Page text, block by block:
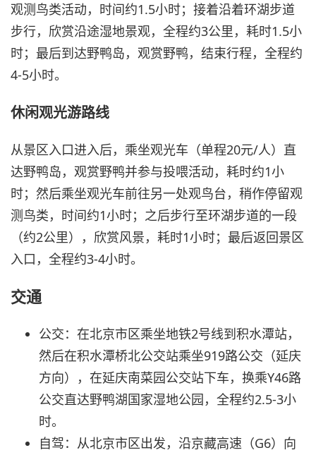
观测鸟类活动，时间约1.5小时；接着沿着环湖步道
步行，欣赏沿途湿地景观，全程约3公里，耗时1.5小
时；最后到达野鸭岛，观赏野鸭，结束行程，全程约
4-5小时。
休闲观光游路线
从景区入口进入后，乘坐观光车（单程20元/人）直
达野鸭岛，观赏野鸭并参与投喂活动，耗时约1小
时；然后乘坐观光车前往另一处观鸟台，稍作停留观
测鸟类，时间约1小时；之后步行至环湖步道的一段
（约2公里），欣赏风景，耗时1小时；最后返回景区
入口，全程约3-4小时。
交通
公交：在北京市区乘坐地铁2号线到积水潭站，
然后在积水潭桥北公交站乘坐919路公交（延庆
方向），在延庆南菜园公交站下车，换乘Y46路
公交直达野鸭湖国家湿地公园，全程约2.5-3小
时。
自驾：从北京市区出发，沿京藏高速（G6）向